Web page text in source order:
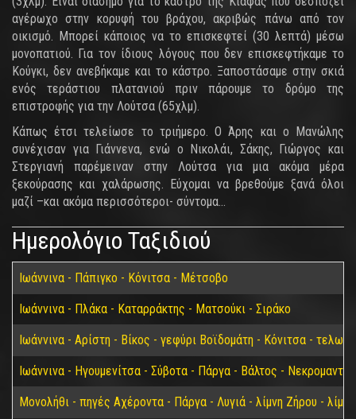
αγέρωχο στην κορυφή του βράχου, ακριβώς πάνω από τον
οικισμό. Μπορεί κάποιος να το επισκεφτεί (30 λεπτά) μέσω
μονοπατιού. Για τον ίδιους λόγους που δεν επισκεφτήκαμε το
Κούγκι, δεν ανεβήκαμε και το κάστρο. Ξαποστάσαμε στην σκιά
ενός τεράστιου πλατανιού πριν πάρουμε το δρόμο της
επιστροφής για την Λούτσα (65χλμ).
Κάπως έτσι τελείωσε το τριήμερο. Ο Άρης και ο Μανώλης
συνέχισαν για Γιάννενα, ενώ ο Νικολάι, Σάκης, Γιώργος και
Στεργιανή παρέμειναν στην Λούτσα για μια ακόμα μέρα
ξεκούρασης και χαλάρωσης. Εύχομαι να βρεθούμε ξανά όλοι
μαζί –και ακόμα περισσότεροι- σύντομα…
Ημερολόγιο Ταξιδιού
Ιωάννινα - Πάπιγκο - Κόνιτσα - Μέτσοβο
Ιωάννινα - Πλάκα - Καταρράκτης - Ματσούκι - Σιράκο
Ιωάννινα - Αρίστη - Βίκος - γεφύρι Βοϊδομάτη - Κόνιτσα -
Ιωάννινα - Ηγουμενίτσα - Σύβοτα - Πάργα - Βάλτος -
Μονολήθι - πηγές Αχέροντα - Πάργα - Λυγιά - λίμνη Ζήρου -